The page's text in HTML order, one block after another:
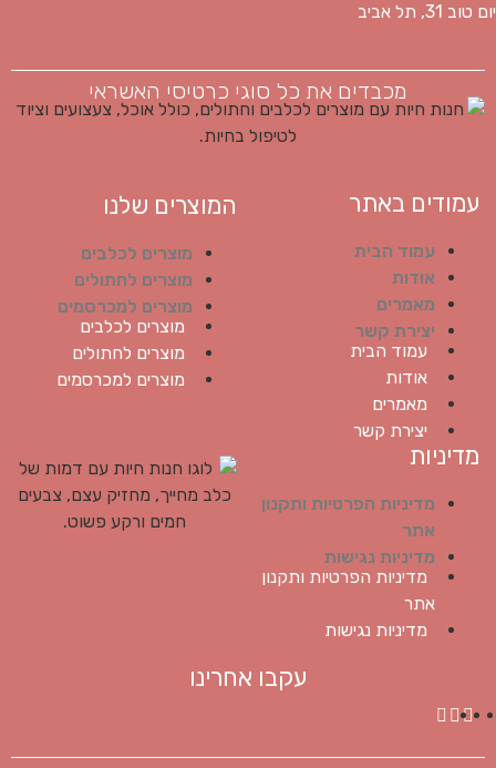
יום טוב 31, תל אביב
מכבדים את כל סוגי כרטיסי האשראי
עמודים באתר
עמוד הבית
אודות
מאמרים
יצירת קשר
עמוד הבית
אודות
מאמרים
יצירת קשר
המוצרים שלנו
מוצרים לכלבים
מוצרים לחתולים
מוצרים למכרסמים
מוצרים לכלבים
מוצרים לחתולים
מוצרים למכרסמים
מדיניות
מדיניות הפרטיות ותקנון
אתר
מדיניות נגישות
מדיניות הפרטיות ותקנון
אתר
מדיניות נגישות
עקבו אחרינו